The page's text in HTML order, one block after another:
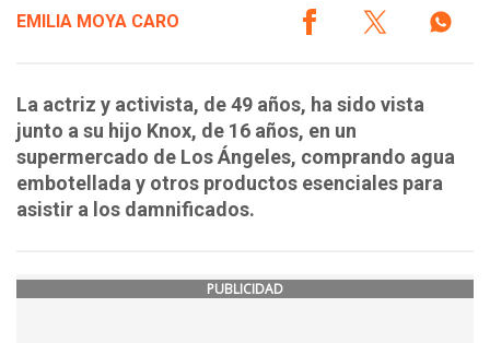
EMILIA MOYA CARO
La actriz y activista, de 49 años, ha sido vista
junto a su hijo Knox, de 16 años, en un
supermercado de Los Ángeles, comprando agua
embotellada y otros productos esenciales para
asistir a los damnificados.
PUBLICIDAD